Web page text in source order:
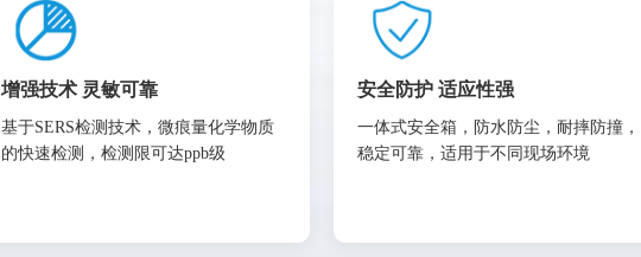
增强技术 灵敏可靠
基于SERS检测技术，微痕量化学物质
的快速检测，检测限可达ppb级
安全防护 适应性强
一体式安全箱，防水防尘，耐摔防撞，
稳定可靠，适用于不同现场环境